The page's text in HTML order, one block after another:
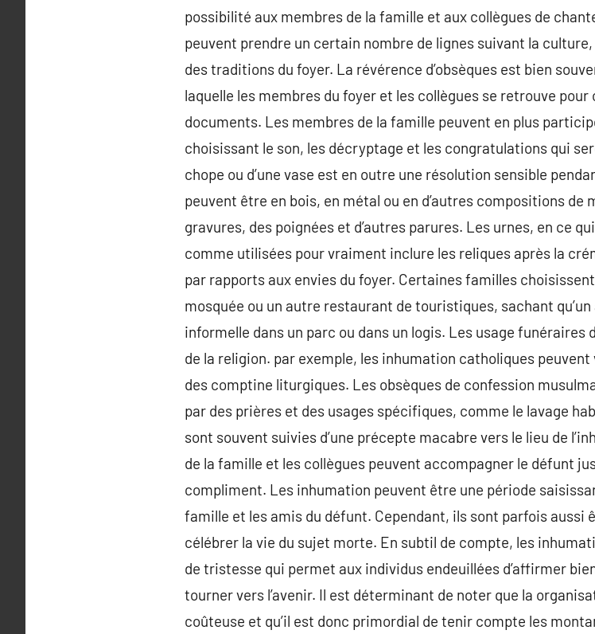
possibilité aux membres de la famille et aux collègues de
peuvent prendre un certain nombre de lignes suivant la
des traditions du foyer. La révérence d’obsèques est bien
laquelle les membres du foyer et les collègues se retrouve
documents. Les membres de la famille peuvent en plus
choisissant le son, les décryptage et les congratulations qui
chope ou d’une vase est en outre une résolution sensible
peuvent être en bois, en métal ou en d’autres compositions
gravures, des poignées et d’autres parures. Les urnes, en ce
comme utilisées pour vraiment inclure les reliques après la
par rapports aux envies du foyer. Certaines familles
mosquée ou un autre restaurant de touristiques, sachant
informelle dans un parc ou dans un logis. Les usage
de la religion. par exemple, les inhumation catholiques
des comptine liturgiques. Les obsèques de confession
par des prières et des usages spécifiques, comme le lavage
sont souvent suivies d’une précepte macabre vers le lieu de
de la famille et les collègues peuvent accompagner le défunt
compliment. Les inhumation peuvent être une période
famille et les amis du défunt. Cependant, ils sont parfois aussi
célébrer la vie du sujet morte. En subtil de compte, les
de tristesse qui permet aux individus endeuillées d’affirmer
tourner vers l’avenir. Il est déterminant de noter que la
coûteuse et qu’il est donc primordial de tenir compte les